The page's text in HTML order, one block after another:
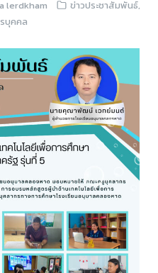
lerdkham ข่าวประชาสัมพันธ์,
บุคคล